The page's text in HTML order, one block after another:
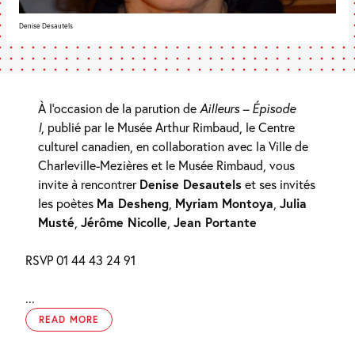
Denise Desautels
À l’occasion de la parution deAilleurs – Épisode
I, publié par le Musée Arthur Rimbaud, le Centre
culturel canadien, en collaboration avec la Ville de
Charleville-Mezières et le Musée Rimbaud, vous
invite à rencontrerDenise Desautelset ses invités
les poètes Ma Desheng Myriam Montoya Julia
Musté Jérôme Nicolle Jean Portante
RSVP 01 44 43 24 91
...
READ MORE